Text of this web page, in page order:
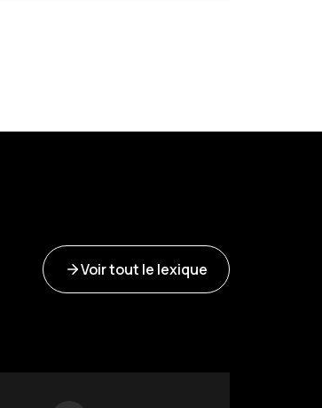
Voir tout le lexique